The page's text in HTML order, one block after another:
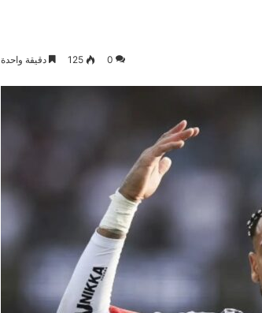
0
125 دقيقة واحدة